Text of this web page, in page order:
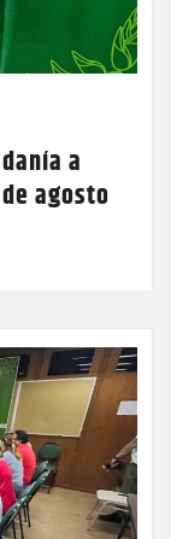
a
agosto